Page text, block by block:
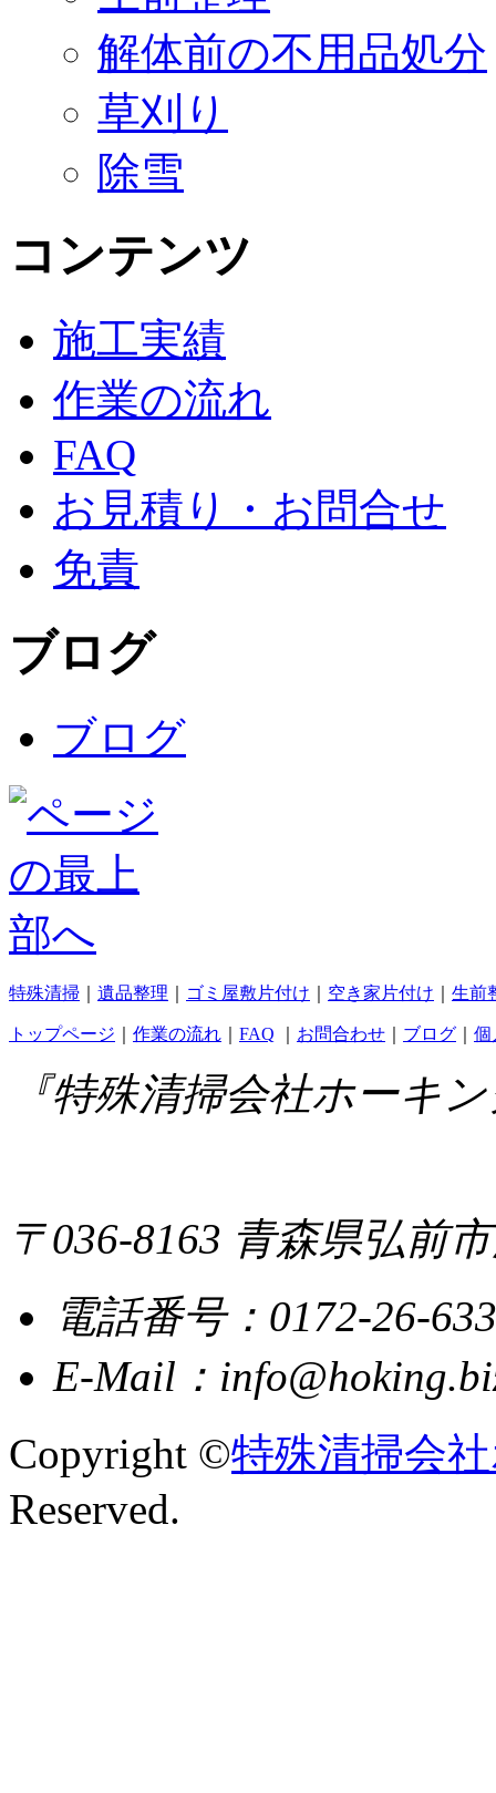
解体前の不用品処分
草刈り
除雪
コンテンツ
施工実績
作業の流れ
FAQ
お見積り・お問合せ
免責
ブログ
ブログ
特殊清掃 遺品整理 ゴミ屋敷片付け 空き家片付け 生前
トップページ 作業の流れ FAQ お問合わせ ブログ 個
『特殊清掃会社ホーキ
〒036-8163 青森県弘前
電話番号：0172-26-
E-Mail：
Copyright ©特殊清掃会
Reserved.